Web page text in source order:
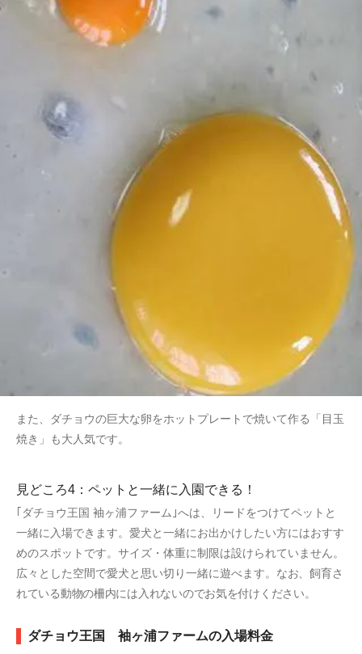
また、ダチョウの巨大な卵をホットプレートで焼いて作る「目玉
焼き」も大人気です。
見どころ4：ペットと一緒に入園できる！
｢ダチョウ王国 袖ヶ浦ファーム｣へは、リードをつけてペットと
一緒に入場できます。愛犬と一緒にお出かけしたい方にはおすす
めのスポットです。サイズ・体重に制限は設けられていません。
広々とした空間で愛犬と思い切り一緒に遊べます。 なお、飼育さ
れている動物の柵内には入れないのでお気を付けください。
ダチョウ王国 袖ヶ浦ファームの入場料金